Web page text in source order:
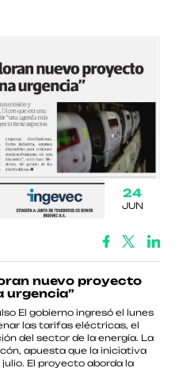
24
JUN
nuevo proyecto
urgencia”
El gobierno ingresó el lunes
las tarifas eléctricas, el
del sector de la energía. La
apuesta que la iniciativa
El proyecto aborda la